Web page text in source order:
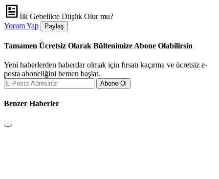
İlk Gebelikte Düşük Olur mu?
Yorum Yap
Paylaş
Tamamen Ücretsiz Olarak Bültenimize Abone Olabilirsin
Yeni haberlerden haberdar olmak için fırsatı kaçırma ve ücretsiz e-
posta aboneliğini hemen başlat.
Abone Ol
Benzer Haberler